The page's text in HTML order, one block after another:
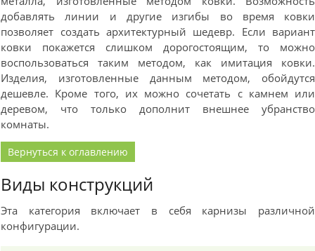
добавлять линии и другие изгибы во время ковки
позволяет создать архитектурный шедевр. Если вариант
ковки покажется слишком дорогостоящим, то можно
воспользоваться таким методом, как имитация ковки.
Изделия, изготовленные данным методом, обойдутся
дешевле. Кроме того, их можно сочетать с камнем или
деревом, что только дополнит внешнее убранство
комнаты.
Вернуться к оглавлению
Виды конструкций
Эта категория включает в себя карнизы различной
конфигурации.